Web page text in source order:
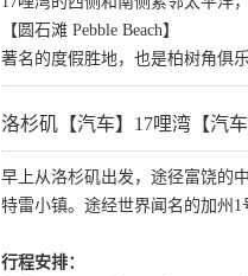
【圆石滩 Pebble Beach】
著名的度假胜地，也是柏树角俱
洛杉矶【汽车】17哩湾【汽
早上从洛杉矶出发，途径富饶的
特雷小镇。途经世界闻名的加州
行程安排：